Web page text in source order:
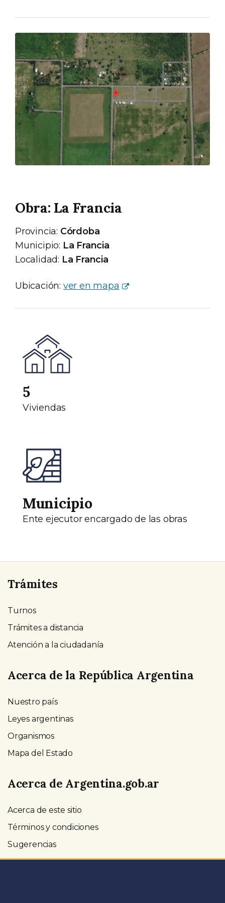
Obra: La Francia
Provincia: Córdoba
Municipio: La Francia
Localidad: La Francia
Ubicación: ver en mapa
5
Viviendas
Municipio
Ente ejecutor encargado de las obras
Trámites
Turnos
Trámites a distancia
Atención a la ciudadanía
Acerca de la República Argentina
Nuestro país
Leyes argentinas
Organismos
Mapa del Estado
Acerca de Argentina.gob.ar
Acerca de este sitio
Términos y condiciones
Sugerencias